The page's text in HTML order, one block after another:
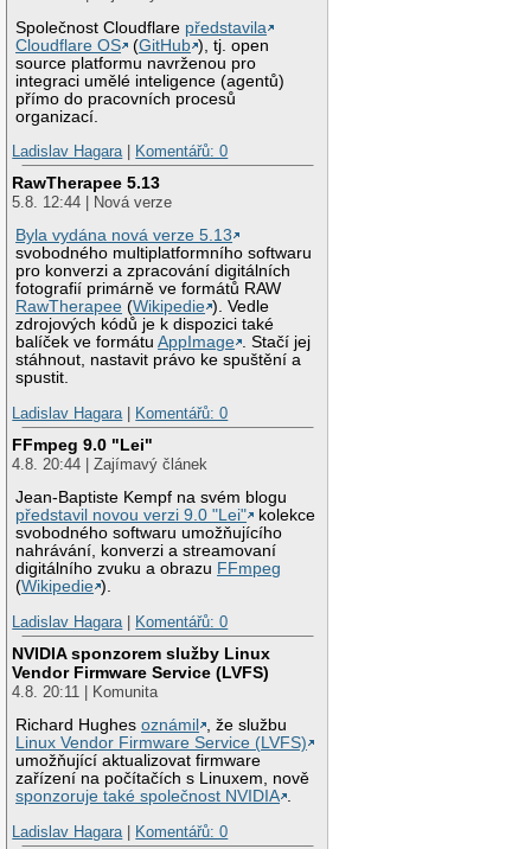
Společnost Cloudflare představila
Cloudflare OS
(GitHub ), tj. open
source platformu navrženou pro
integraci umělé inteligence (agentů)
přímo do pracovních procesů
organizací.
Ladislav Hagara| Komentářů: 0
RawTherapee 5.13
5.8. 12:44 | Nová verze
Byla vydána nová verze 5.13
svobodného multiplatformního softwaru
pro konverzi a zpracování digitálních
fotografií primárně ve formátů RAW
RawTherapee (Wikipedie ). Vedle
zdrojových kódů je k dispozici také
balíček ve formátuAppImage . Stačí jej
stáhnout, nastavit právo ke spuštění a
spustit.
Ladislav Hagara| Komentářů: 0
FFmpeg 9.0 "Lei"
4.8. 20:44 | Zajímavý článek
Jean-Baptiste Kempf na svém blogu
představil novou verzi 9.0 "Lei"
kolekce
svobodného softwaru umožňujícího
nahrávání, konverzi a streamovaní
digitálního zvuku a obrazu FFmpeg
(Wikipedie ).
Ladislav Hagara| Komentářů: 0
NVIDIA sponzorem služby Linux
Vendor Firmware Service (LVFS)
4.8. 20:11 | Komunita
Richard Hughesoznámil
, že službu
Linux Vendor Firmware Service (LVFS)
umožňující aktualizovat firmware
zařízení na počítačích s Linuxem, nově
sponzoruje také společnost NVIDIA .
Ladislav Hagara| Komentářů: 0